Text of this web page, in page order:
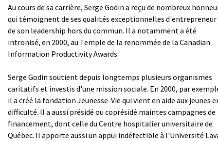
Au cours de sa carrière, Serge Godin a reçu de nombreux
qui témoignent de ses qualités exceptionnelles
de son leadership hors du commun. Il a notamment a été
intronisé, en 2000, au Temple de la renommée de la Canadian
Information Productivity Awards.
Serge Godin soutient depuis longtemps plusieurs organismes
caritatifs et investis d'une mission sociale. En 2000, par
il a créé la fondation Jeunesse-Vie qui vient en aide aux jeunes
difficulté. Il a aussi présidé ou coprésidé maintes campagnes de
financement, dont celle du Centre hospitalier universitaire de
Québec. Il apporte aussi un appui indéfectible à l'Université